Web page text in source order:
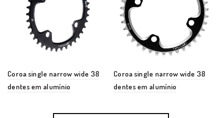
Coroa single narrow wide 38
dentes em alumínio
Coroa single narrow wide 38
dentes em alumínio